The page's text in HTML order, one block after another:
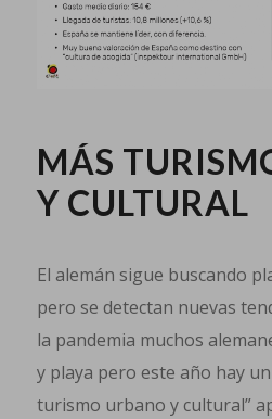
MÁS
Y CULTURAL
El alemán sigue buscando
pero se detectan nuevas
la pandemia muchos
y playa pero este año hay
turismo urbano y cultural”